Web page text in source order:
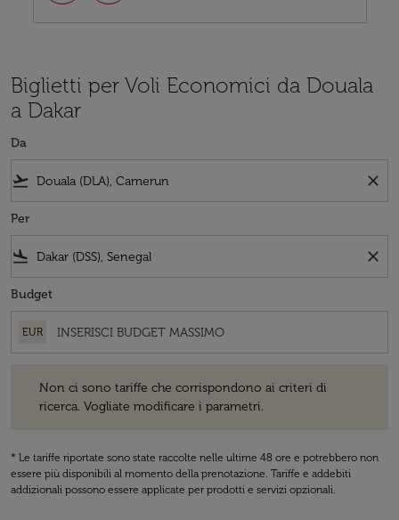
Biglietti per Voli Economici da Douala
a Dakar
Da
flight_takeoff close
Per
flight_land close
Budget
EUR
Non ci sono tariffe che corrispondono ai criteri di
ricerca. Vogliate modificare i parametri.
* Le tariffe riportate sono state raccolte nelle ultime 48 ore e potrebbero non
essere più disponibili al momento della prenotazione. Tariffe e addebiti
addizionali possono essere applicate per prodotti e servizi opzionali.